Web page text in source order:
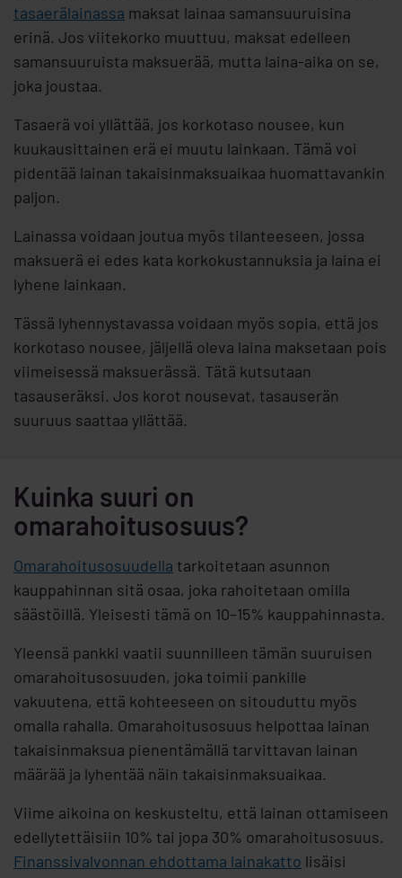
tasaerälainassa maksat lainaa samansuuruisina
erinä. Jos viitekorko muuttuu, maksat edelleen
samansuuruista maksuerää, mutta laina-aika on se,
joka joustaa.
Tasaerä voi yllättää, jos korkotaso nousee, kun
kuukausittainen erä ei muutu lainkaan. Tämä voi
pidentää lainan takaisinmaksuaikaa huomattavankin
paljon.
Lainassa voidaan joutua myös tilanteeseen, jossa
maksuerä ei edes kata korkokustannuksia ja laina ei
lyhene lainkaan.
Tässä lyhennystavassa voidaan myös sopia, että jos
korkotaso nousee, jäljellä oleva laina maksetaan pois
viimeisessä maksuerässä. Tätä kutsutaan
tasauseräksi. Jos korot nousevat, tasauserän
suuruus saattaa yllättää.
Kuinka suuri on
omarahoitusosuus?
Omarahoitusosuudella tarkoitetaan asunnon
kauppahinnan sitä osaa, joka rahoitetaan omilla
säästöillä. Yleisesti tämä on 10–15% kauppahinnasta.
Yleensä pankki vaatii suunnilleen tämän suuruisen
omarahoitusosuuden, joka toimii pankille
vakuutena, että kohteeseen on sitouduttu myös
omalla rahalla. Omarahoitusosuus helpottaa lainan
takaisinmaksua pienentämällä tarvittavan lainan
määrää ja lyhentää näin takaisinmaksuaikaa.
Viime aikoina on keskusteltu, että lainan ottamiseen
edellytettäisiin 10% tai jopa 30% omarahoitusosuus.
Finanssivalvonnan ehdottama lainakatto lisäisi